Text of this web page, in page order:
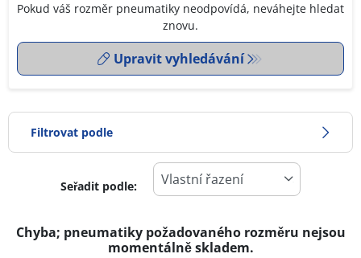
Pokud váš rozměr pneumatiky neodpovídá, neváhejte hledat
znovu.
Upravit vyhledávání
Filtrovat podle
Seřadit podle:
Chyba; pneumatiky požadovaného rozměru nejsou
momentálně skladem.